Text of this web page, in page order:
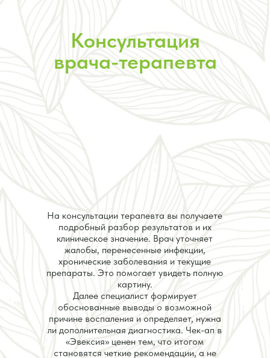
Консультация
врача-терапевта
На консультации терапевта вы получаете
подробный разбор результатов и их
клиническое значение. Врач уточняет
жалобы, перенесенные инфекции,
хронические заболевания и текущие
препараты. Это помогает увидеть полную
картину.
Далее специалист формирует
обоснованные выводы о возможной
причине воспаления и определяет, нужна
ли дополнительная диагностика. Чек-ап в
«Эвексия» ценен тем, что итогом
становятся четкие рекомендации, а не